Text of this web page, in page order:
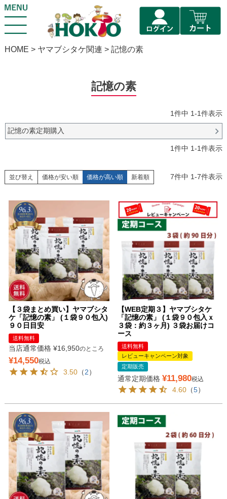
HOME ヤマブシタケ関連 記憶の素
記憶の素
1件中 1-1件表示
記憶の素定期購入
1件中 1-1件表示
並び替え 価格が安い順 価格が高い順 新着順 7件中 1-7件表示
【３袋まとめ買い】ヤマブシタ
ケ「記憶の素」 (１袋９０包入)
９０日目安
送料無料
当店通常価格 ¥16,950のところ
¥14,550税込
3.50（2）
【WEB定期３】ヤマブシタケ
「記憶の素」 (１袋９０包入ｘ
３袋：約３ヶ月) ３袋お届けコ
ース
送料無料
レビューキャンペーン対象
定期販売
通常定期価格 ¥11,980税込
4.60 （5）